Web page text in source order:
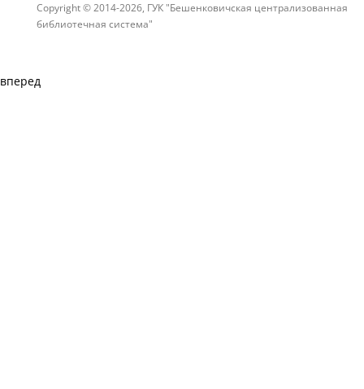
Copyright © 2014-2026, ГУК "Бешенковичская централизованная
библиотечная система"
вперед